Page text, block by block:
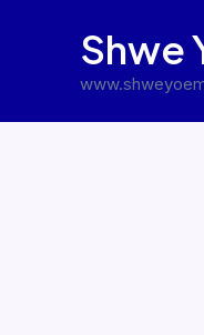
Shwe